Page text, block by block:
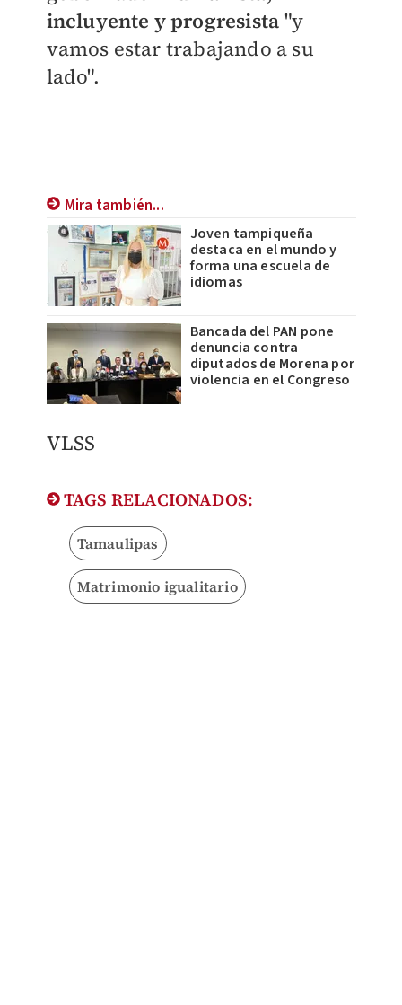
incluyente y progresista "y
vamos estar trabajando a su
lado".
Mira también...
Joven tampiqueña
destaca en el mundo y
forma una escuela de
idiomas
Bancada del PAN pone
denuncia contra
diputados de Morena por
violencia en el Congreso
VLSS
TAGS RELACIONADOS:
Tamaulipas
Matrimonio igualitario